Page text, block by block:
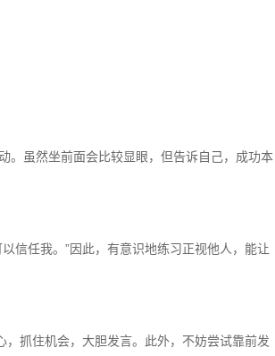
。虽然坐前面会比较显眼，但告诉自己，成功本
信任我。”因此，有意识地练习正视他人，能让
抓住机会，大胆发言。此外，不妨尝试靠前发